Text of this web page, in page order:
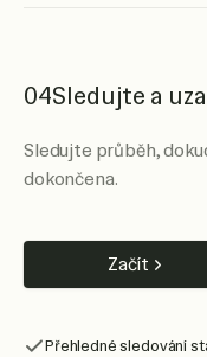
04Sledujte a
Sledujte průběh,
dokončena.
Začít
Přehledné sledování